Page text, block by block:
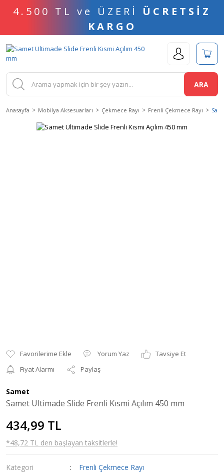
4.500 TL ve ÜZERİ ÜCRETSİZ
KARGO
ARA
Anasayfa Mobilya Aksesuarları Çekmece Rayı Frenli Çekmece Rayı
Yorum Yaz
Tavsiye Et
Fiyat Alarmı
Paylaş
Samet
Samet Ultimade Slide Frenli Kısmi Açılım 450 mm
434,99 TL
*48,72 TL den başlayan taksitlerle!
Kategori
Frenli Çekmece Rayı